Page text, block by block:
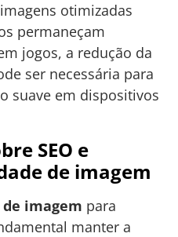
otimizadas
permaneçam
jogos, a redução da
ser necessária para
suave em dispositivos
SEO e
de imagem
imagem para
manter a